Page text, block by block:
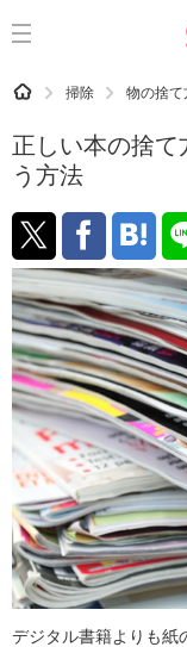
CATEGORY 記事カテゴリ
運気
洗濯
生活の知恵
お金
掃除
マナー
趣味
食材辞典
おすすめ
HOME 掃除 物の捨て
正しい本の捨て
う方法
デジタル書籍よりも紙